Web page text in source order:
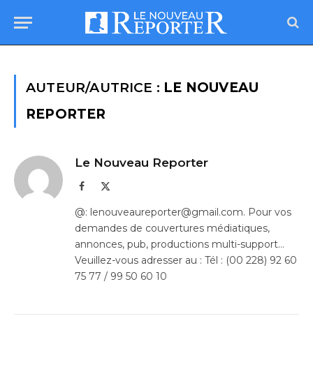
AUTEUR/AUTRICE : LE NOUVEAU
REPORTER
Le Nouveau Reporter
Facebook
@: lenouveaureporter@gmail.com. Pour vos
demandes de couvertures médiatiques,
annonces, pub, productions multi-support…
Veuillez-vous adresser au : Tél : (00 228) 92 60
75 77 / 99 50 60 10